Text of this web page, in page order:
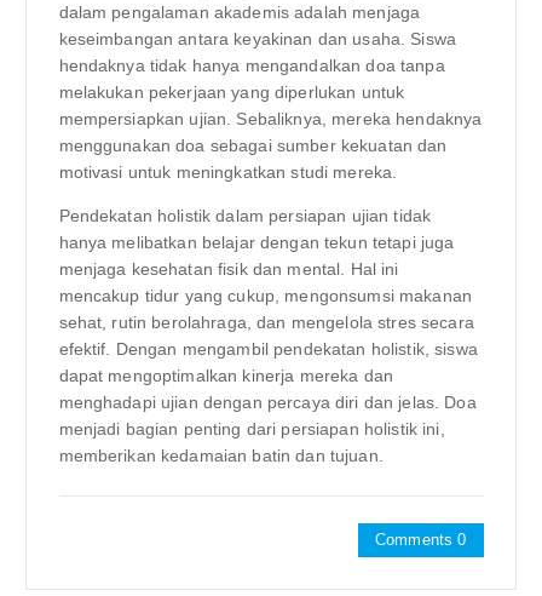
dalam pengalaman akademis adalah menjaga
keseimbangan antara keyakinan dan usaha. Siswa
hendaknya tidak hanya mengandalkan doa tanpa
melakukan pekerjaan yang diperlukan untuk
mempersiapkan ujian. Sebaliknya, mereka hendaknya
menggunakan doa sebagai sumber kekuatan dan
motivasi untuk meningkatkan studi mereka.
Pendekatan holistik dalam persiapan ujian tidak
hanya melibatkan belajar dengan tekun tetapi juga
menjaga kesehatan fisik dan mental. Hal ini
mencakup tidur yang cukup, mengonsumsi makanan
sehat, rutin berolahraga, dan mengelola stres secara
efektif. Dengan mengambil pendekatan holistik, siswa
dapat mengoptimalkan kinerja mereka dan
menghadapi ujian dengan percaya diri dan jelas. Doa
menjadi bagian penting dari persiapan holistik ini,
memberikan kedamaian batin dan tujuan.
Comments 0